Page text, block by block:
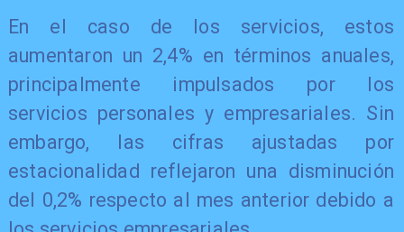
En el caso de los servicios, estos
aumentaron un 2,4% en términos anuales,
principalmente impulsados por los
servicios personales y empresariales. Sin
embargo, las cifras ajustadas por
estacionalidad reflejaron una disminución
del 0,2% respecto al mes anterior debido a